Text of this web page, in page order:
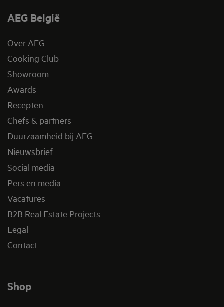
AEG België
Over AEG
Cooking Club
Showroom
Awards
Recepten
Chefs & partners
Duurzaamheid bij AEG
Nieuwsbrief
Social media
Pers en media
Vacatures
B2B Real Estate Projects
Legal
Contact
Shop